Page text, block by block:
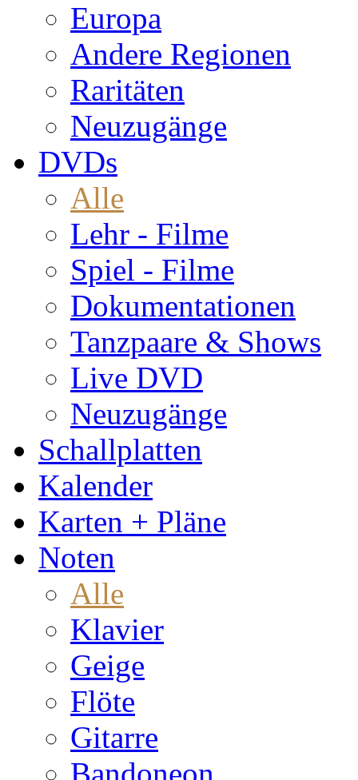
Europa
Andere Regionen
Raritäten
Neuzugänge
DVDs
Alle
Lehr - Filme
Spiel - Filme
Dokumentationen
Tanzpaare & Shows
Live DVD
Neuzugänge
Schallplatten
Kalender
Karten + Pläne
Noten
Alle
Klavier
Geige
Flöte
Gitarre